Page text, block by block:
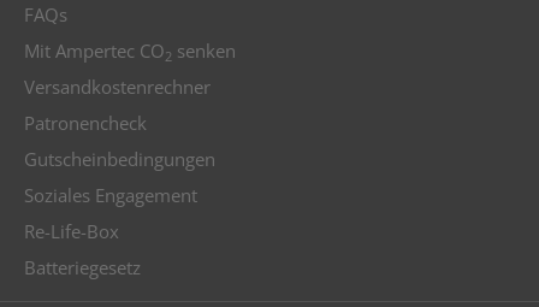
FAQs
Mit Ampertec CO2 senken
Versandkostenrechner
Patronencheck
Gutscheinbedingungen
Soziales Engagement
Re-Life-Box
Batteriegesetz